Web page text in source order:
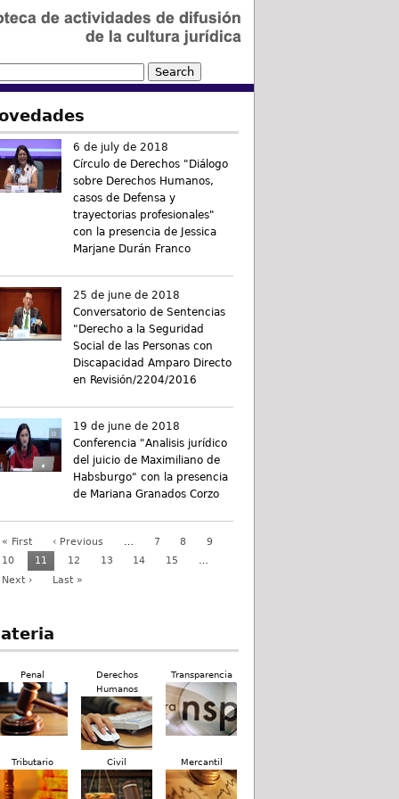
6 de july de 2018
Círculo de Derechos "Diálogo
sobre Derechos Humanos,
casos de Defensa y
trayectorias profesionales"
con la presencia de Jessica
Marjane Durán Franco
25 de june de 2018
Conversatorio de Sentencias
"Derecho a la Seguridad
Social de las Personas con
Discapacidad Amparo Directo
en Revisión/2204/2016
19 de june de 2018
Conferencia "Analisis jurídico
del juicio de Maximiliano de
Habsburgo" con la presencia
de Mariana Granados Corzo
« First ‹ Previous … 7 8
9
10
11 12 13 14 15
…
Next ›
Last »
Penal
Derechos
Humanos
Transparencia
Tributario Civil Mercantil